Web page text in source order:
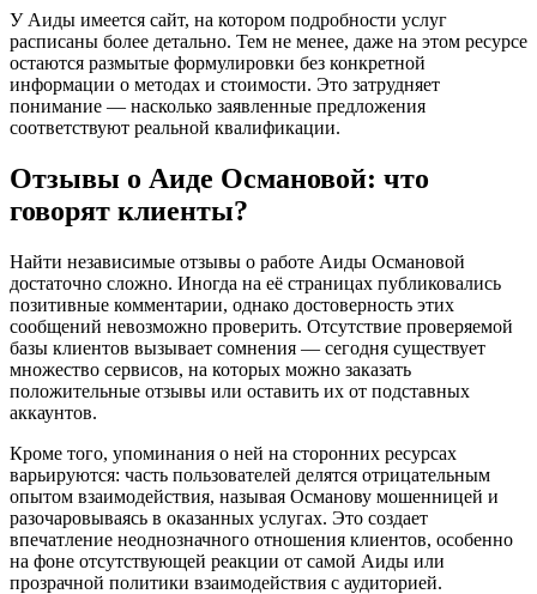
У Аиды имеется сайт, на котором подробности услуг
расписаны более детально. Тем не менее, даже на этом ресурсе
остаются размытые формулировки без конкретной
информации о методах и стоимости. Это затрудняет
понимание — насколько заявленные предложения
соответствуют реальной квалификации.
Отзывы о Аиде Османовой: что
говорят клиенты?
Найти независимые отзывы о работе Аиды Османовой
достаточно сложно. Иногда на её страницах публиковались
позитивные комментарии, однако достоверность этих
сообщений невозможно проверить. Отсутствие проверяемой
базы клиентов вызывает сомнения — сегодня существует
множество сервисов, на которых можно заказать
положительные отзывы или оставить их от подставных
аккаунтов.
Кроме того, упоминания о ней на сторонних ресурсах
варьируются: часть пользователей делятся отрицательным
опытом взаимодействия, называя Османову мошенницей и
разочаровываясь в оказанных услугах. Это создает
впечатление неоднозначного отношения клиентов, особенно
на фоне отсутствующей реакции от самой Аиды или
прозрачной политики взаимодействия с аудиторией.